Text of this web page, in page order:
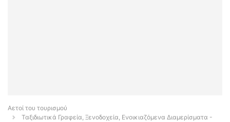
Αετοί του τουρισμού
Ταξιδιωτικά Γραφεία, Ξενοδοχεία, Ενοικιαζόμενα Διαμερίσματα -